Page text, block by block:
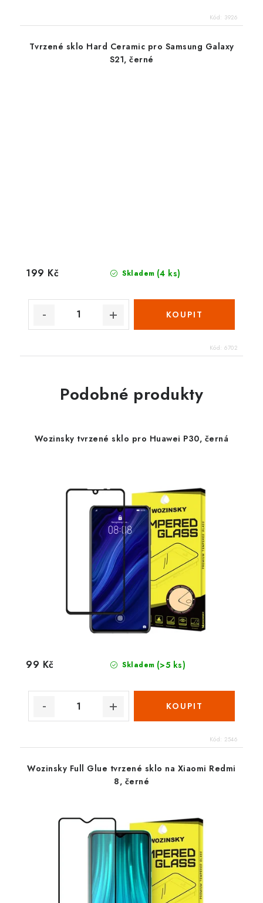
Kód: 3926
Tvrzené sklo Hard Ceramic pro Samsung Galaxy
S21, černé
Skladem (4 ks)
199 Kč
Kód: 6702
Podobné produkty
Wozinsky tvrzené sklo pro Huawei P30, černá
Skladem (>5 ks)
99 Kč
Kód: 2546
Wozinsky Full Glue tvrzené sklo na Xiaomi Redmi
8, černé